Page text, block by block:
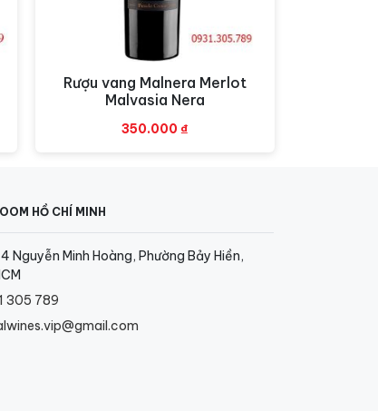
Xem nhanh
Rượu vang Malnera Merlot
Malvasia Nera
350.000 ₫
HỒ CHÍ MINH
Nguyễn Minh Hoàng, Phường Bảy Hiền,
305 789